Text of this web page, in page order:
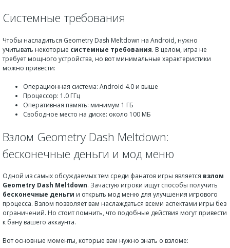
Системные требования
Чтобы насладиться Geometry Dash Meltdown на Android, нужно
учитывать некоторые системные требования. В целом, игра не
требует мощного устройства, но вот минимальные характеристики
можно привести:
Операционная система: Android 4.0 и выше
Процессор: 1.0 ГГц
Оперативная память: минимум 1 ГБ
Свободное место на диске: около 100 МБ
Взлом Geometry Dash Meltdown:
бесконечные деньги и мод меню
Одной из самых обсуждаемых тем среди фанатов игры является взлом
Geometry Dash Meltdown. Зачастую игроки ищут способы получить
бесконечные деньги и открыть мод меню для улучшения игрового
процесса. Взлом позволяет вам наслаждаться всеми аспектами игры без
ограничений. Но стоит помнить, что подобные действия могут привести
к бану вашего аккаунта.
Вот основные моменты, которые вам нужно знать о взломе: